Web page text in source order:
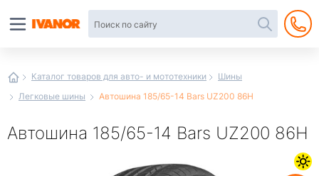
Каталог товаров для авто- и мототехники
Шины
Легковые шины
Автошина 185/65-14 Bars UZ200 86H
Автошина 185/65-14 Bars UZ200 86H
интернет-